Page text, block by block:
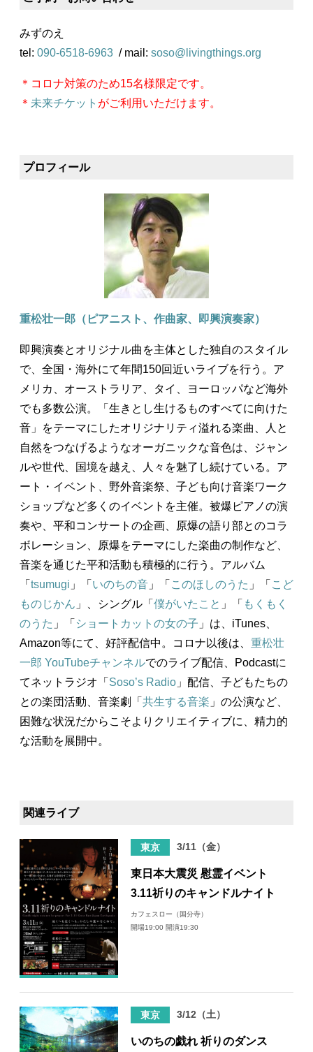
みずのえ
tel: 090-6518-6963 / mail: soso@livingthings.org
＊コロナ対策のため15名様限定です。
＊ 未来チケット がご利用いただけます。
プロフィール
重松壮一郎（ピアニスト、作曲家、即興演奏家）
即興演奏とオリジナル曲を主体とした独自のスタイル
で、全国・海外にて年間150回近いライブを行う。ア
メリカ、オーストラリア、タイ、ヨーロッパなど海外
でも多数公演。「生きとし生けるものすべてに向けた
音」をテーマにしたオリジナリティ溢れる楽曲、人と
自然をつなげるようなオーガニックな音色は、ジャン
ルや世代、国境を越え、人々を魅了し続けている。ア
ート・イベント、野外音楽祭、子ども向け音楽ワーク
ショップなど多くのイベントを主催。被爆ピアノの演
奏や、平和コンサートの企画、原爆の語り部とのコラ
ボレーション、原爆をテーマにした楽曲の制作など、
音楽を通じた平和活動も積極的に行う。アルバム
「 tsumugi 」「 いのちの音 」「 このほしのうた 」「 こど
ものじかん 」、シングル「 僕がいたこと 」「 もくもく
のうた 」「 ショートカットの女の子 」は、iTunes、
Amazon等にて、好評配信中。コロナ以後は、 重松壮
一郎 YouTubeチャンネルでのライブ配信、Podcastに
てネットラジオ「 Soso’s Radio 」配信、子どもたちの
との楽団活動、音楽劇「 共生する音楽 」の公演など、
困難な状況だからこそよりクリエイティブに、精力的
な活動を展開中。
関連ライブ
東京 3/11（金）
東日本大震災 慰霊イベント
3.11祈りのキャンドルナイト
カフェスロー（国分寺）
開場19:00 開演19:30
東京 3/12（土）
いのちの戯れ 祈りのダンス